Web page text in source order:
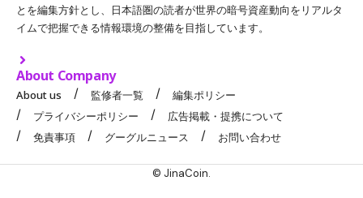
とを編集方針とし、日本語圏の読者が世界の暗号資産動向をリアルタ
イムで把握できる情報環境の整備を目指しています。
About Company
About us 監修者一覧
編集ポリシー
プライバシーポリシー
広告掲載・提携について
免責事項
グーグルニュース お問い合わせ
© JinaCoin.